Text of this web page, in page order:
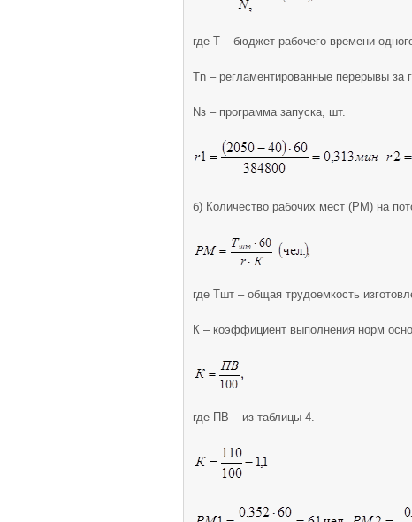
где Т – бюджет рабочего времени
Тn – регламентированные перерывы за
Nз – программа запуска, шт.
б) Количество рабочих мест (РМ) на
где Тшт – общая трудоемкость
К – коэффициент выполнения норм
где ПВ – из таблицы 4.
.